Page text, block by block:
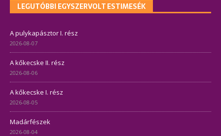
LEGUTÓBBI EGYSZERVOLT ESTIMESÉK
A pulykapásztor I. rész
2026-08-07
A kőkecske II. rész
2026-08-06
A kőkecske I. rész
2026-08-05
Madárfészek
2026-08-04